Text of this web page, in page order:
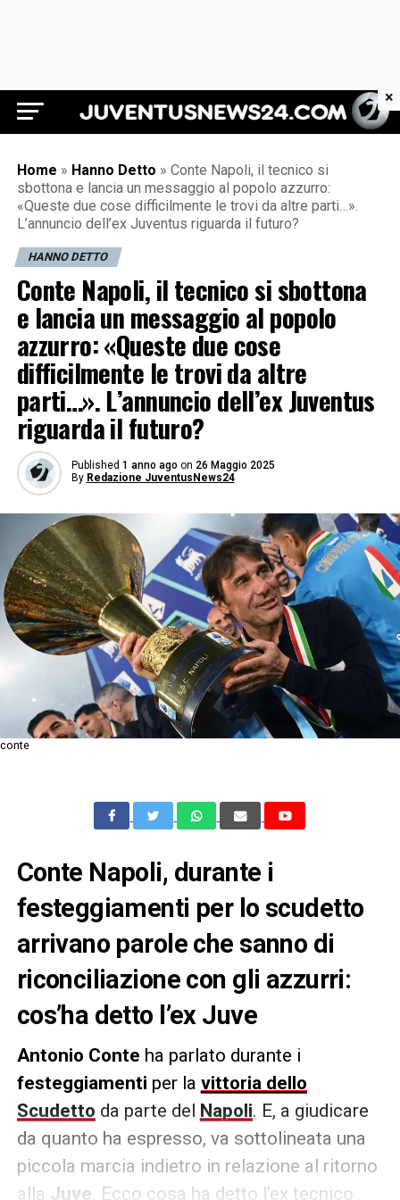
Juventus News 24
Home » Hanno Detto » Conte Napoli, il tecnico si
sbottona e lancia un messaggio al popolo azzurro:
«Queste due cose difficilmente le trovi da altre parti…».
L’annuncio dell’ex Juventus riguarda il futuro?
HANNO DETTO
Conte Napoli, il tecnico si sbottona
e lancia un messaggio al popolo
azzurro: «Queste due cose
difficilmente le trovi da altre
parti…». L’annuncio dell’ex Juventus
riguarda il futuro?
Published 1 anno ago on 26 Maggio 2025
By Redazione JuventusNews24
conte
Conte Napoli, durante i
festeggiamenti per lo scudetto
arrivano parole che sanno di
riconciliazione con gli azzurri:
cos’ha detto l’ex Juve
Antonio Conte ha parlato durante i
festeggiamenti per la vittoria dello
Scudetto da parte del Napoli. E, a giudicare
da quanto ha espresso, va sottolineata una
piccola marcia indietro in relazione al ritorno
alla Juve . Ecco cosa ha detto l’ex tecnico
×